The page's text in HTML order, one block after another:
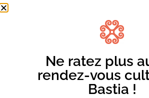
Présence d’un accompagnant
Inscription obligatoire sur notre site
Ne ratez plus
rendez-vous
Bastia !